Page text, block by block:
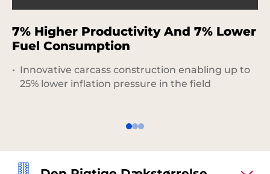
7% Higher Productivity And 7% Lower
Fuel Consumption
Innovative carcass construction enabling up to
25% lower inflation pressure in the field